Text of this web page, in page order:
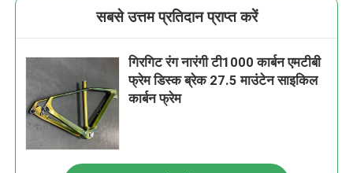
सबसे उत्तम प्रतिदान प्राप्त करें
गिरगिट रंग नारंगी टी1000 कार्बन एमटीबी
फ्रेम डिस्क ब्रेक 27.5 माउंटेन साइकिल
कार्बन फ्रेम